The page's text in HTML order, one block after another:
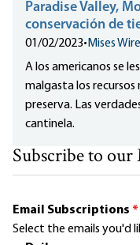
Paradise Valley,
conservación de
01/02/2023• Mises Wire
A los americanos se
malgasta los
preserva. Las
cantinela.
Subscribe to
Email Subscriptions *
Select the emails you'd